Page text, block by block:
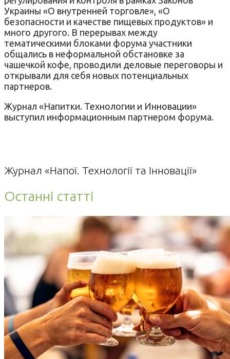
Украины «О внутренней торговле», «О
безопасности и качестве пищевых продуктов» и
много другого. В перерывах между
тематическими блоками форума участники
общались в неформальной обстановке за
чашечкой кофе, проводили деловые переговоры и
открывали для себя новых потенциальных
партнеров.
Журнал «Напитки. Технологии и Инновации»
выступил информационным партнером форума.
Журнал «Напої. Технології та Інновації»
Останні статті